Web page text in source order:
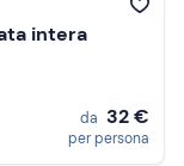
intera
da 32 €
per persona